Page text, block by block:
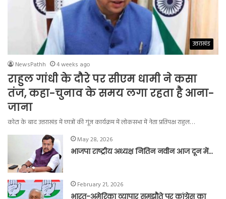
उत्तराखंड
NewsPathh 4 weeks ago
राहुल गांधी के दौरे पर सीएम धामी ने कसा
तंज, कहा-चुनाव के समय लगा रहता है आना-
जाना
कोटा के बाद उत्तराखंड में छात्रों की गूंज कार्यक्रम में लोकसभा में नेता प्रतिपक्ष राहुल…
May 28, 2026
भाजपा राष्ट्रीय अध्यक्ष नितिन नवीन आज दून में…
February 21, 2026
भारत-अमेरिका व्यापार समझौते पर कांग्रेस का